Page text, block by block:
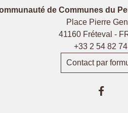
de Communes du
Place Pierre
41160 Fréteval -
+33 2 54 82
Contact par